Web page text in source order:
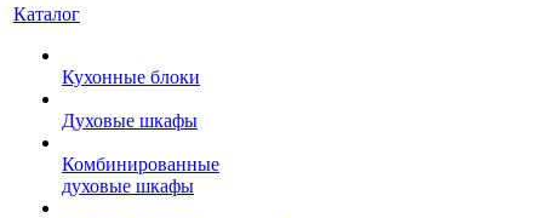
Каталог
Кухонные блоки
Духовые шкафы
Комбинированные
духовые шкафы